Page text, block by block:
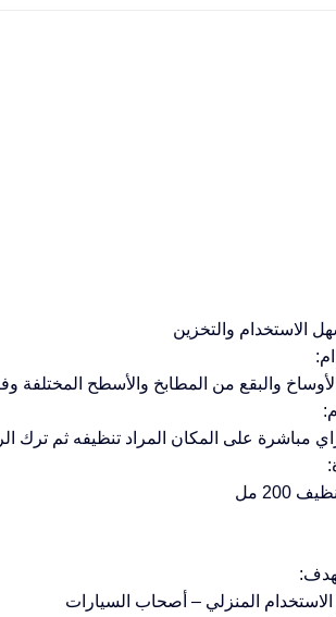
الاستخدام والتخزين
والبقع من المطابخ والأسطح المختلفة
مباشرة على المكان المراد تنظيفه ثم ترك
200 مل
المنزلي – أصحاب السيارات